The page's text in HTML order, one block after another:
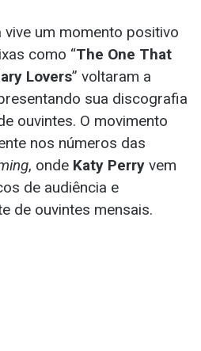
um momento positivo
como “The One That
Lovers” voltaram a
sua discografia
ouvintes. O movimento
nos números das
, onde Katy Perry vem
de audiência e
de ouvintes mensais.